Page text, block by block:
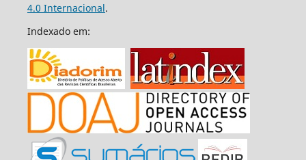
4.0 Internacional.
Indexado em: